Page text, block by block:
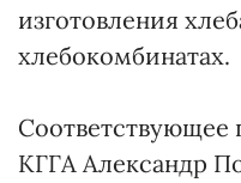
изготовления
хлебокомбинатах.
Соответствующее
КГГА Александр